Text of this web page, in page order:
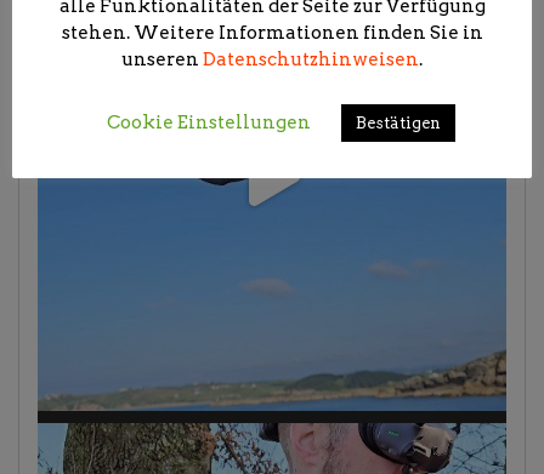
alle Funktionalitäten der Seite zur Verfügung
stehen. Weitere Informationen finden Sie in
unseren Datenschutzhinweisen.
Cookie Einstellungen Bestätigen